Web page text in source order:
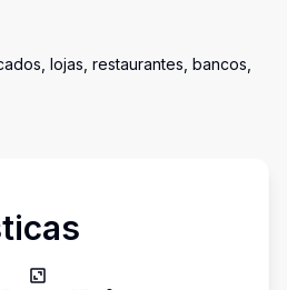
lojas, restaurantes, bancos,